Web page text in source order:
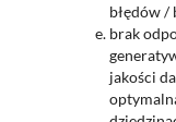
błędów
brak
jakości